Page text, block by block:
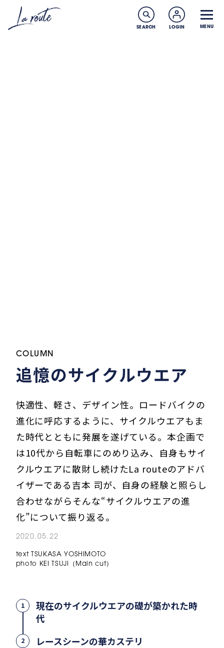
SEARCH LOGIN MENU
COLUMN
追憶のサイクルウエア
快適性、軽さ、デザイン性――。ロードバイクの
進化に呼応するように、サイクルウエアもま
た時代とともに発展を遂げている。本企画で
は10代から自転車にのめり込み、自身もサイ
クルウエアに散財し続けたLa routeのアドバ
イザーである吉本 司が、自身の経験と照らし
合わせながらそんな“サイクルウエアの進
化”について振り返る。
2020.05.22
text TSUKASA YOSHIMOTO
photo KEI TSUJI（Main cut）
1
現在のサイクルウエアの礎が築かれた時
代
2 レースシーンの華カステリ